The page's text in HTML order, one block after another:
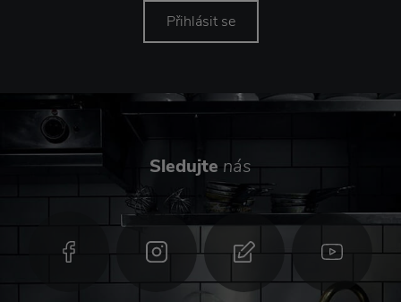
Přihlásit se
Sledujte nás